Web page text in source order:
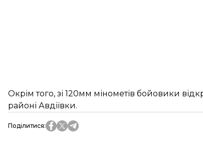
Окрім того, зі 120мм мінометів бойовики
районі Авдіївки.
Поділитися: